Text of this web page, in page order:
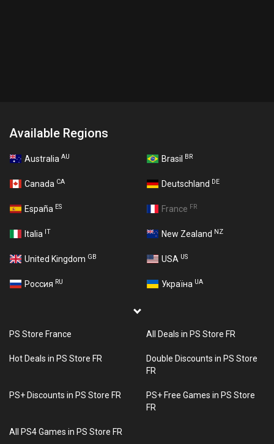
Available Regions
Australia AU Brasil BR
Canada CA Deutschland DE
España ES France FR
Italia IT New Zealand NZ
United Kingdom GB USA US
Россия RU Україна UA
PS Store France All Deals in PS Store FR
Hot Deals in PS Store FR
Double Discounts in PS Store
FR
PS+ Discounts in PS Store FR
PS+ Free Games in PS Store
FR
All PS4 Games in PS Store FR